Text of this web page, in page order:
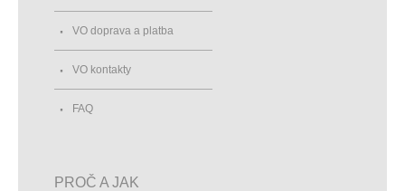
VO doprava a platba
VO kontakty
FAQ
PROČ A JAK